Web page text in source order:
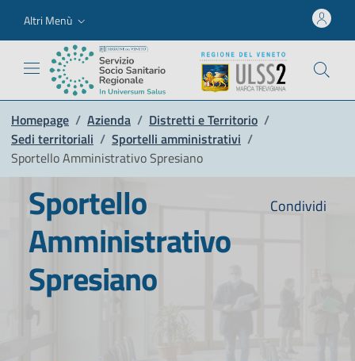
Altri Menù
Homepage / Azienda / Distretti e Territorio /
Sedi territoriali / Sportelli amministrativi /
Sportello Amministrativo Spresiano
Condividi
Sportello
Amministrativo
Spresiano